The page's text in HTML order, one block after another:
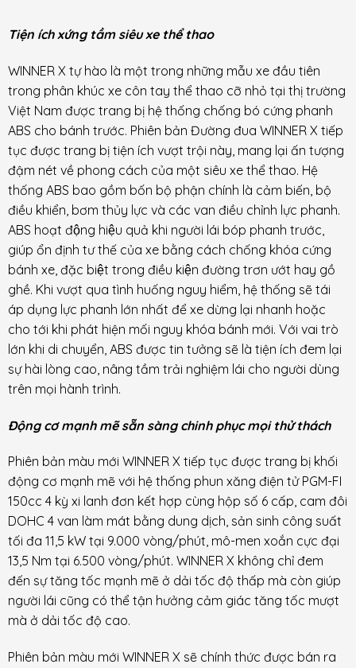
Tiện ích xứng tầm siêu xe thể thao
WINNER X tự hào là một trong những mẫu xe đầu tiên
trong phân khúc xe côn tay thể thao cỡ nhỏ tại thị trường
Việt Nam được trang bị hệ thống chống bó cứng phanh
ABS cho bánh trước. Phiên bản Đường đua WINNER X tiếp
tục được trang bị tiện ích vượt trội này, mang lại ấn tượng
đậm nét về phong cách của một siêu xe thể thao. Hệ
thống ABS bao gồm bốn bộ phận chính là cảm biến, bộ
điều khiển, bơm thủy lực và các van điều chỉnh lực phanh.
ABS hoạt động hiệu quả khi người lái bóp phanh trước,
giúp ổn định tư thế của xe bằng cách chống khóa cứng
bánh xe, đặc biệt trong điều kiện đường trơn ướt hay gồ
ghề. Khi vượt qua tình huống nguy hiểm, hệ thống sẽ tái
áp dụng lực phanh lớn nhất để xe dừng lại nhanh hoặc
cho tới khi phát hiện mối nguy khóa bánh mới. Với vai trò
lớn khi di chuyển, ABS được tin tưởng sẽ là tiện ích đem lại
sự hài lòng cao, nâng tầm trải nghiệm lái cho người dùng
trên mọi hành trình.
Động cơ mạnh mẽ sẵn sàng chinh phục mọi thử thách
Phiên bản màu mới WINNER X tiếp tục được trang bị khối
động cơ mạnh mẽ với hệ thống phun xăng điện tử PGM-FI
150cc 4 kỳ xi lanh đơn kết hợp cùng hộp số 6 cấp, cam đôi
DOHC 4 van làm mát bằng dung dịch, sản sinh công suất
tối đa 11,5 kW tại 9.000 vòng/phút, mô-men xoắn cực đại
13,5 Nm tại 6.500 vòng/phút. WINNER X không chỉ đem
đến sự tăng tốc mạnh mẽ ở dải tốc độ thấp mà còn giúp
người lái cũng có thể tận hưởng cảm giác tăng tốc mượt
mà ở dải tốc độ cao.
Phiên bản màu mới WINNER X sẽ chính thức được bán ra